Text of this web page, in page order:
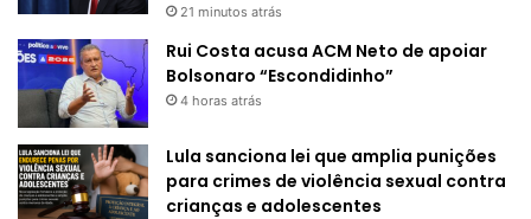
21 minutos atrás
Rui Costa acusa ACM Neto de apoiar
Bolsonaro “Escondidinho”
4 horas atrás
Lula sanciona lei que amplia punições
para crimes de violência sexual contra
crianças e adolescentes